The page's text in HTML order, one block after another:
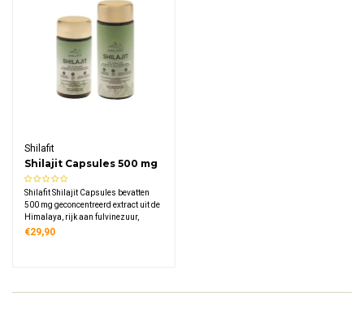
Shilafit
Shilajit Capsules 500 mg
Shilafit Shilajit Capsules bevatten
500 mg geconcentreerd extract uit de
Himalaya, rijk aan fulvinezuur,
antioxidanten en meer dan 84
€29,90